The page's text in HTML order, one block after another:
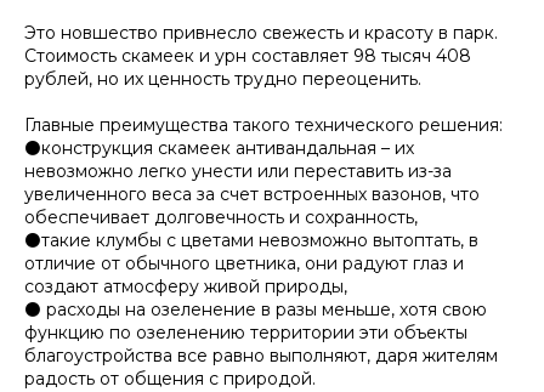
Это новшество привнесло свежесть и красоту в парк.
Стоимость скамеек и урн составляет 98 тысяч 408
рублей, но их ценность трудно переоценить.
Главные преимущества такого технического решения:
⚫️конструкция скамеек антивандальная – их
невозможно легко унести или переставить из-за
увеличенного веса за счет встроенных вазонов, что
обеспечивает долговечность и сохранность,
⚫️такие клумбы с цветами невозможно вытоптать, в
отличие от обычного цветника, они радуют глаз и
создают атмосферу живой природы,
⚫️ расходы на озеленение в разы меньше, хотя свою
функцию по озеленению территории эти объекты
благоустройства все равно выполняют, даря жителям
радость от общения с природой.